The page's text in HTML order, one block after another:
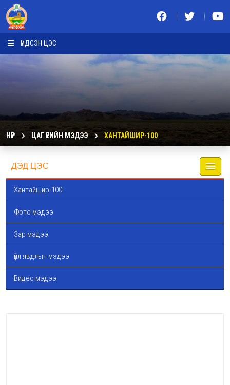
ҮНДСЭН ЦЭС
НҮҮР ЦАГ ҮЕИЙН МЭДЭЭ ХАНТАЙШИР-100
ДЭД ЦЭС
Хантайшир-100
Фото мэдээ
Зар мэдээ
үйл явдлын мэдээ
Видео мэдээ